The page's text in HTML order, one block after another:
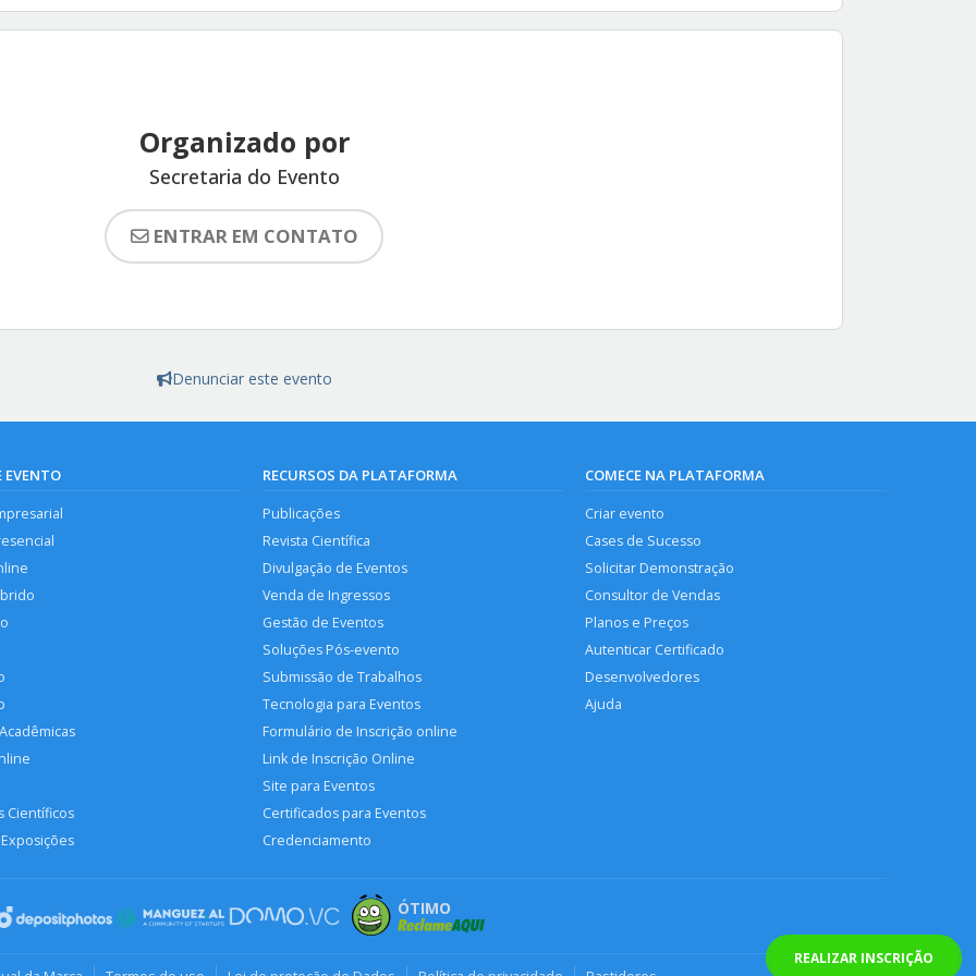
REALIZAR INSCRIÇÃO
Organizado por
Secretaria do Evento
ENTRAR EM CONTATO
Denunciar este evento
EVENTO
Científicos
RECURSOS DA PLATAFORMA
Publicações
Revista Científica
Divulgação de Eventos
Venda de Ingressos
Gestão de Eventos
Soluções Pós-evento
Submissão de Trabalhos
Tecnologia para Eventos
Formulário de Inscrição online
Link de Inscrição Online
Site para Eventos
Certificados para Eventos
Credenciamento
COMECE NA PLATAFORMA
Criar evento
Cases de Sucesso
Solicitar Demonstração
Consultor de Vendas
Planos e Preços
Autenticar Certificado
Desenvolvedores
Ajuda
ÓTIMO